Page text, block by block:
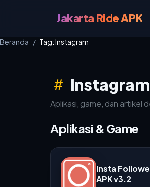
Jakarta Ride APK
Beranda Tag: Instagram
Instagram
Aplikasi, game, dan artikel
Aplikasi & Game
Insta
APK v3.2